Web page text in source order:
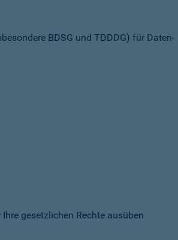
BDSG und TDDDG) für Daten­
gesetzlichen Rechte ausüben